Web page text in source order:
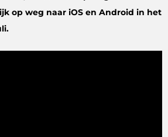
op weg naar iOS en Android in het